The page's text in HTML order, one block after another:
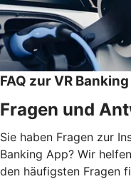
FAQ zur VR
Fragen und
Sie haben Fragen zur
Banking App? Wir
den häufigsten Fragen